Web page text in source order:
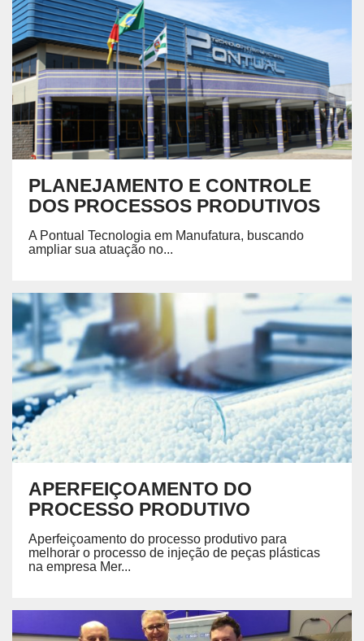
PLANEJAMENTO E CONTROLE
DOS PROCESSOS PRODUTIVOS
A Pontual Tecnologia em Manufatura, buscando
ampliar sua atuação no...
APERFEIÇOAMENTO DO
PROCESSO PRODUTIVO
Aperfeiçoamento do processo produtivo para
melhorar o processo de injeção de peças plásticas
na empresa Mer...